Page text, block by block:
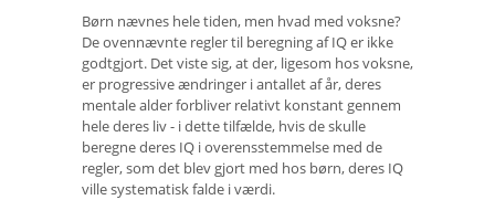
Børn nævnes hele tiden, men hvad med voksne?
De ovennævnte regler til beregning af IQ er ikke
godtgjort. Det viste sig, at der, ligesom hos voksne,
er progressive ændringer i antallet af år, deres
mentale alder forbliver relativt konstant gennem
hele deres liv - i dette tilfælde, hvis de skulle
beregne deres IQ i overensstemmelse med de
regler, som det blev gjort med hos børn, deres IQ
ville systematisk falde i værdi.